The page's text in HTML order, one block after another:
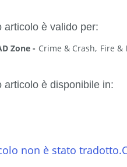
Zone Crime & Crash Fire &
non è stato